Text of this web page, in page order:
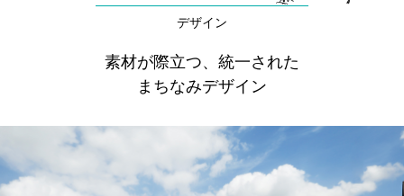
デザイン
素材が際立つ、統一された
まちなみデザイン